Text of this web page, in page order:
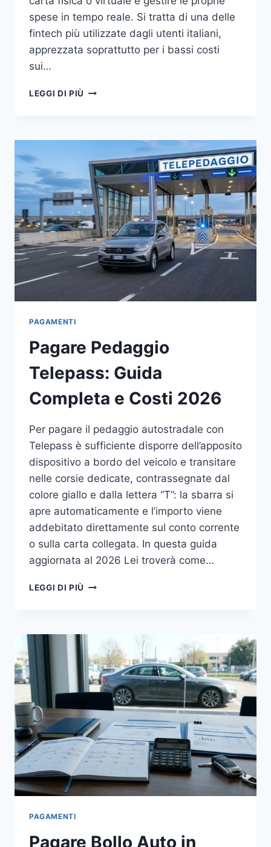
spese in tempo reale. Si tratta di una delle
fintech più utilizzate dagli utenti italiani,
apprezzata soprattutto per i bassi costi
sui…
LEGGI DI PIÙ REVOLUT
COSTI
IBAN
2026
PAGAMENTI
Pagare Pedaggio
Telepass: Guida
Completa e Costi 2026
Per pagare il pedaggio autostradale con
Telepass è sufficiente disporre dell’apposito
dispositivo a bordo del veicolo e transitare
nelle corsie dedicate, contrassegnate dal
colore giallo e dalla lettera “T”: la sbarra si
apre automaticamente e l’importo viene
addebitato direttamente sul conto corrente
o sulla carta collegata. In questa guida
aggiornata al 2026 Lei troverà come…
LEGGI DI PIÙ PAGARE
COMPLETA
COSTI
2026
PAGAMENTI
Pagare Bollo Auto in